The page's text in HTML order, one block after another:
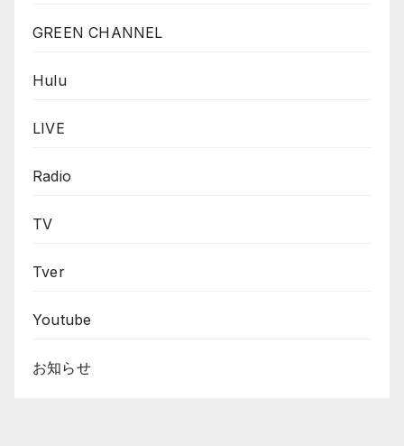
GREEN CHANNEL
Hulu
LIVE
Radio
TV
Tver
Youtube
お知らせ